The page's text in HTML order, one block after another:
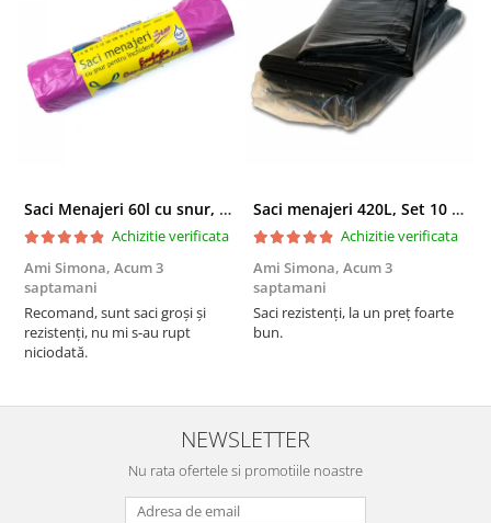
Saci Menajeri 60l cu snur, Roz, 10buc/rola
Achizitie verificata
Ami Simona, Acum 3
saptamani
Recomand, sunt saci groși și
rezistenți, nu mi s-au rupt
niciodată.
Saci menajeri 420L, Set 10 bucati
Achizitie verificata
Ami Simona, Acum 3
saptamani
Saci rezistenți, la un preț foarte
bun.
NEWSLETTER
Nu rata ofertele si promotiile noastre